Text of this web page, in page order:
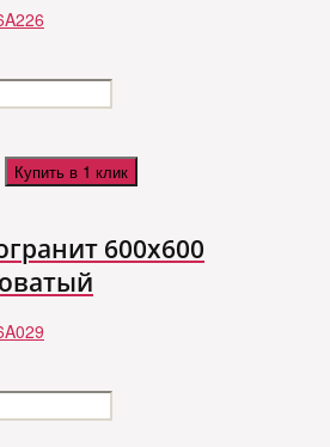
Купить в 1 клик
600х600